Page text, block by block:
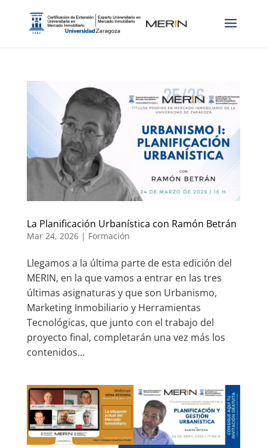
La Planificación Urbanística con Ramón Betrán
Mar 24, 2026| Formación
Llegamos a la última parte de esta edición del
MERIN, en la que vamos a entrar en las tres
últimas asignaturas y que son Urbanismo,
Marketing Inmobiliario y Herramientas
Tecnológicas, que junto con el trabajo del
proyecto final, completarán una vez más los
contenidos...